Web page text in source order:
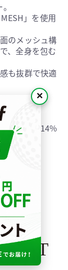
」を使用
のメッシュ構
、全身を包む
も抜群で快適
ウレタン14%
LIST
×